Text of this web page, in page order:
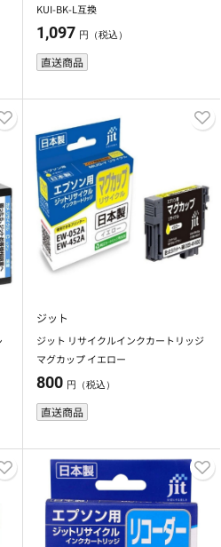
KUI-BK-L互換
1,097 円（税込）
直送商品
ジット
ジット リサイクルインクカートリッジ
マグカップ イエロー
800 円（税込）
直送商品